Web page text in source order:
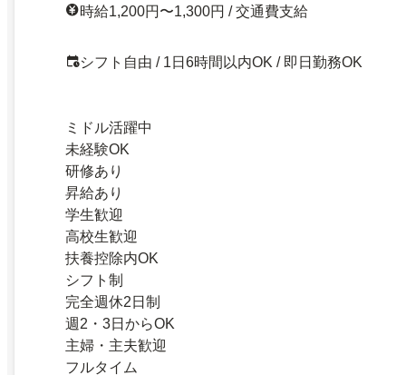
時給1,200円〜1,300円 / 交通費支給
シフト自由 / 1日6時間以内OK / 即日勤務OK
ミドル活躍中
未経験OK
研修あり
昇給あり
学生歓迎
高校生歓迎
扶養控除内OK
シフト制
完全週休2日制
週2・3日からOK
主婦・主夫歓迎
フルタイム